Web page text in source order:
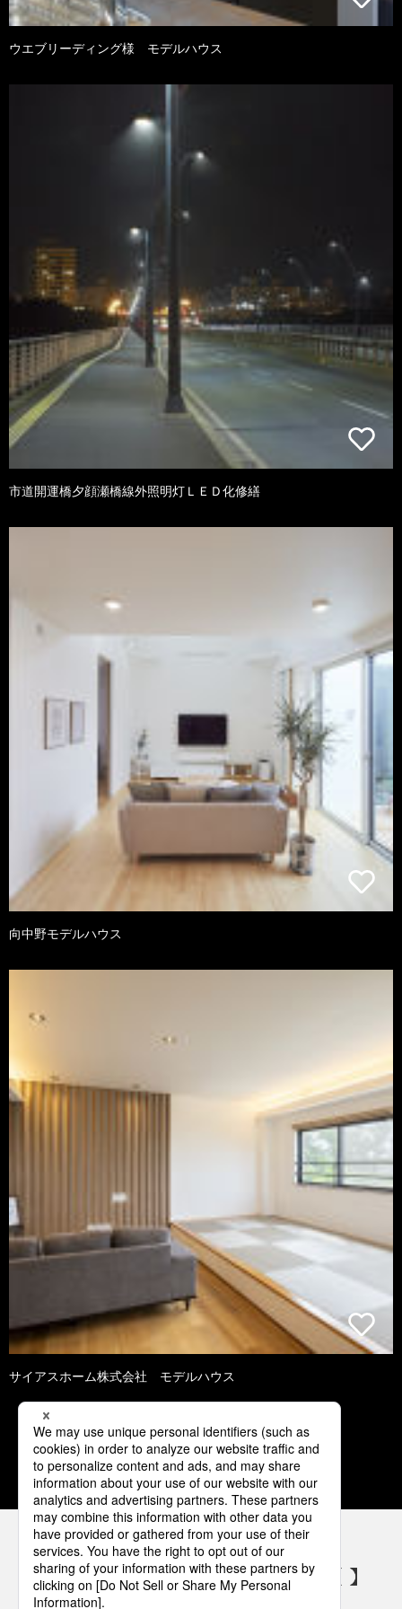
ウエブリーディング様 モデルハウス
市道開運橋夕顔瀬橋線外照明灯ＬＥＤ化修繕
向中野モデルハウス
サイアスホーム株式会社 モデルハウス
1 2 3 4 5
パナソニックの電気設備 SNSアカウント